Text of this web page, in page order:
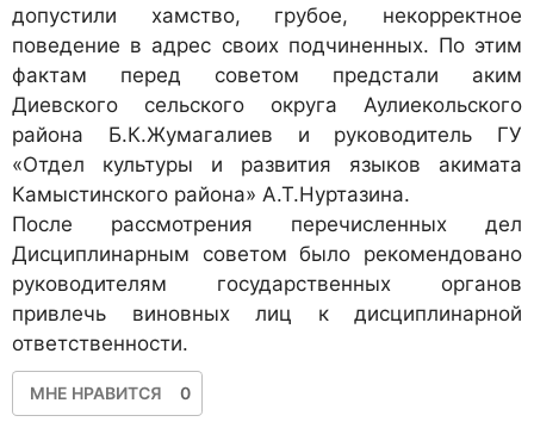
допустили хамство, грубое, некорректное
поведение в адрес своих подчиненных. По этим
фактам перед советом предстали аким
Диевского сельского округа Аулиекольского
района Б.К.Жумагалиев и руководитель ГУ
«Отдел культуры и развития языков акимата
Камыстинского района» А.Т.Нуртазина.
После рассмотрения перечисленных дел
Дисциплинарным советом было рекомендовано
руководителям государственных органов
привлечь виновных лиц к дисциплинарной
ответственности.
МНЕ НРАВИТСЯ 0